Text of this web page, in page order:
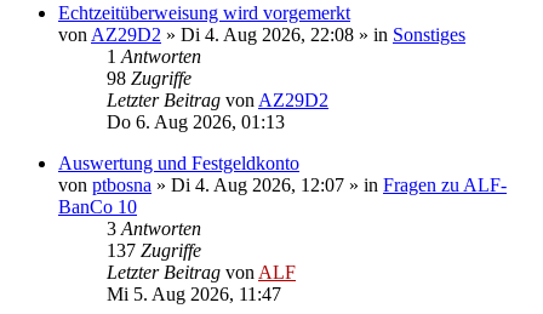
Echtzeitüberweisung wird vorgemerkt
von AZ29D2 » Di 4. Aug 2026, 22:08 » in Sonstiges
1 Antworten
98 Zugriffe
Letzter Beitrag von AZ29D2
Do 6. Aug 2026, 01:13
Auswertung und Festgeldkonto
von ptbosna » Di 4. Aug 2026, 12:07 » in Fragen zu ALF-
BanCo 10
3 Antworten
137 Zugriffe
Letzter Beitrag von ALF
Mi 5. Aug 2026, 11:47